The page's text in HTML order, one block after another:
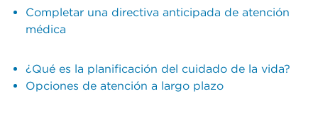
Completar una directiva anticipada de atención
médica
¿Qué es la planificación del cuidado de la vida?
Opciones de atención a largo plazo